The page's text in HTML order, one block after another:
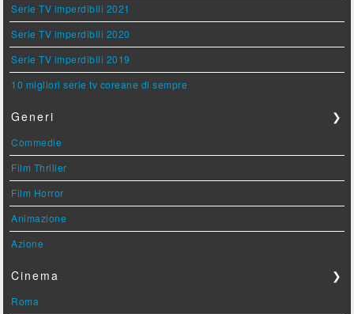
Serie TV imperdibili 2021
Serie TV imperdibili 2020
Serie TV imperdibili 2019
10 migliori serie tv coreane di sempre
Generi ❯
Commedie
Film Thriller
Film Horror
Animazione
Azione
Cinema ❯
Roma